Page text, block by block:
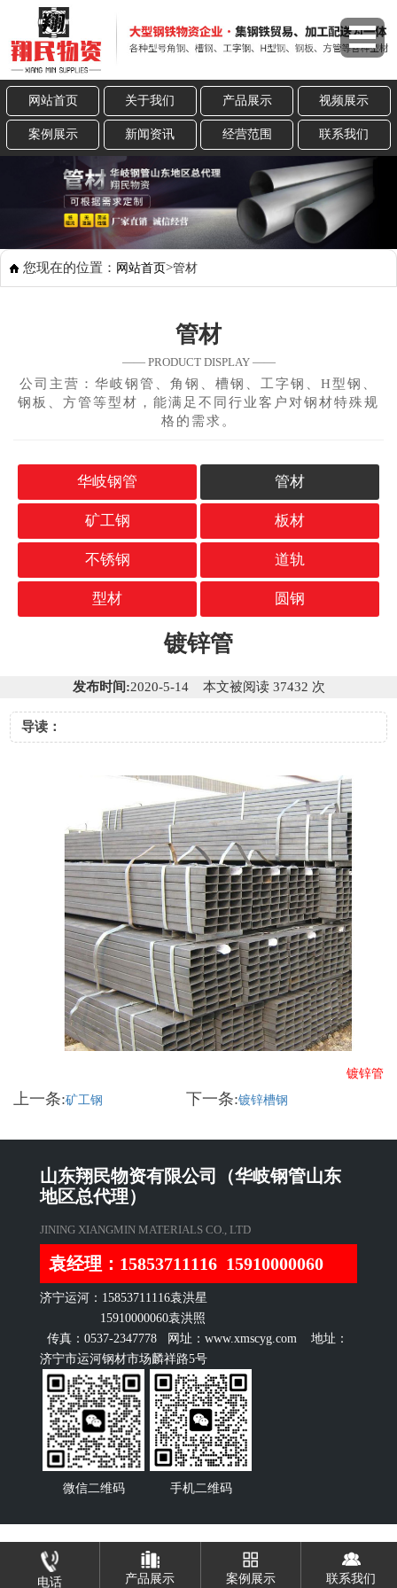
网站首页 关于我们 产品展示 视频展示
案例展示 新闻资讯 经营范围 联系我们
您现在的位置： 网站首页>管材
管材
—— PRODUCT DISPLAY ——
公司主营：华岐钢管、角钢、槽钢、工字钢、H型钢、
钢板、方管等型材，能满足不同行业客户对钢材特殊规
格的需求。
华岐钢管 管材
矿工钢 板材
不锈钢 道轨
型材 圆钢
镀锌管
发布时间:2020-5-14 本文被阅读 37432 次
导读：
镀锌管
上一条:矿工钢 下一条:镀锌槽钢
山东翔民物资有限公司（华岐钢管山东
地区总代理）
JINING XIANGMIN MATERIALS CO., LTD
袁经理：15853711116 15910000060
济宁运河：15853711116袁洪星
15910000060袁洪照
传真：0537-2347778 网址：www.xmscyg.com 地址：
济宁市运河钢材市场麟祥路5号
微信二维码 手机二维码
电话 产品展示 案例展示 联系我们